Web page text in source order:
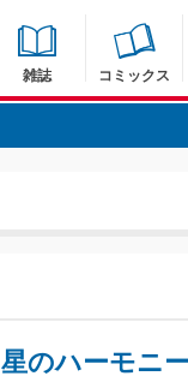
雑誌 コミックス
星のハーモニ